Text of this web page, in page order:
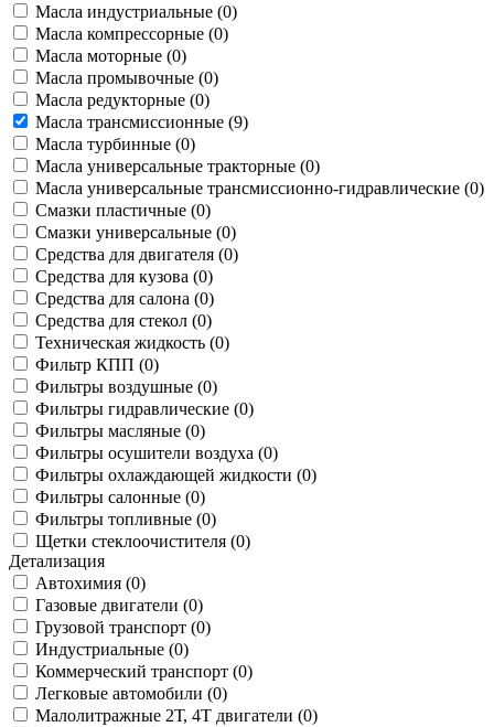
Масла индустриальные (0)
Масла компрессорные (0)
Масла моторные (0)
Масла промывочные (0)
Масла редукторные (0)
Масла трансмиссионные (9)
Масла турбинные (0)
Масла универсальные тракторные (0)
Масла универсальные трансмиссионно-гидравлические (0)
Смазки пластичные (0)
Смазки универсальные (0)
Средства для двигателя (0)
Средства для кузова (0)
Средства для салона (0)
Средства для стекол (0)
Техническая жидкость (0)
Фильтр КПП (0)
Фильтры воздушные (0)
Фильтры гидравлические (0)
Фильтры масляные (0)
Фильтры осушители воздуха (0)
Фильтры охлаждающей жидкости (0)
Фильтры салонные (0)
Фильтры топливные (0)
Щетки стеклоочистителя (0)
Детализация
Автохимия (0)
Газовые двигатели (0)
Грузовой транспорт (0)
Индустриальные (0)
Коммерческий транспорт (0)
Легковые автомобили (0)
Малолитражные 2Т, 4Т двигатели (0)